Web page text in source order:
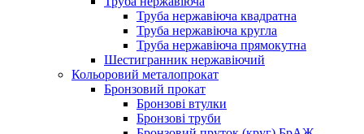
Труба нержавіюча квадратна
Труба нержавіюча кругла
Труба нержавіюча прямокутна
Шестигранник нержавіючий
Кольоровий металопрокат
Бронзовий прокат
Бронзові втулки
Бронзові труби